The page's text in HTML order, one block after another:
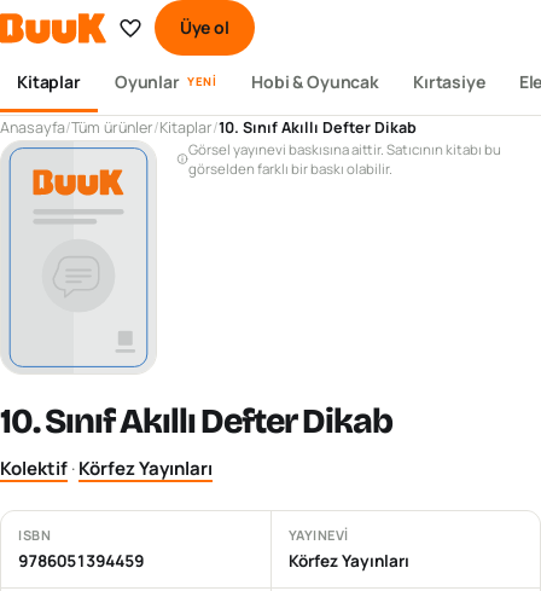
Üye ol
Kitaplar Oyunlar YENI Hobi & Oyuncak Kırtasiye
Anasayfa/Tüm ürünler/Kitaplar/10. Sınıf Akıllı Defter Dikab
Görsel yayınevi baskısına aittir. Satıcının kitabı bu
görselden farklı bir baskı olabilir.
10. Sınıf Akıllı Defter Dikab
Kolektif·Körfez Yayınları
ISBN
9786051394459
YAYINEVI
Körfez Yayınları